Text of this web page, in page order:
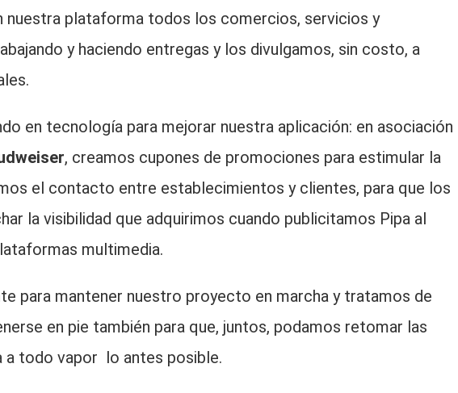
nuestra plataforma todos los comercios, servicios y
y haciendo entregas y los divulgamos, sin costo, a
en tecnología para mejorar nuestra aplicación: en asociación
, creamos cupones de promociones para estimular la
el contacto entre establecimientos y clientes, para que los
la visibilidad que adquirimos cuando publicitamos Pipa al
multimedia.
para mantener nuestro proyecto en marcha y tratamos de
en pie también para que, juntos, podamos retomar las
a todo vapor lo antes posible.